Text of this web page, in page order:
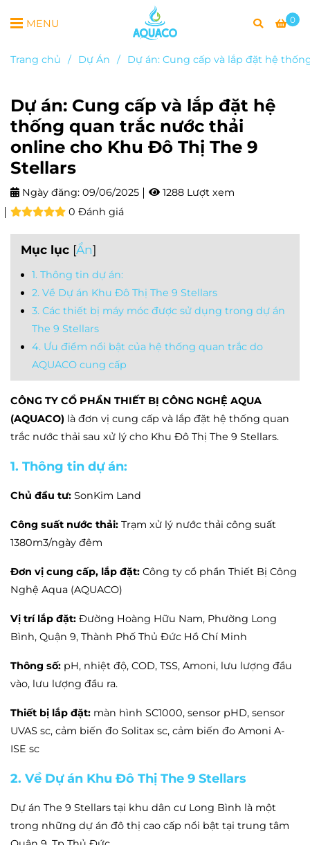
0
MENU
Trang chủ / Dự Án / Dự án: Cung cấp và lắp đặt hệ
Dự án: Cung cấp và lắp đặt hệ
thống quan trắc nước thải
online cho Khu Đô Thị The 9
Stellars
Ngày đăng: 09/06/2025
1288 Lượt xem
0 Đánh giá
Mục lục [Ẩn]
1. Thông tin dự án:
2. Về Dự án Khu Đô Thị The 9 Stellars
3. Các thiết bị máy móc được sử dụng trong dự án
The 9 Stellars
4. Ưu điểm nổi bật của hệ thống quan trắc do
AQUACO cung cấp
CÔNG TY CỔ PHẦN THIẾT BỊ CÔNG NGHỆ AQUA
(AQUACO) là đơn vị cung cấp và lắp đặt hệ thống quan
trắc nước thải sau xử lý cho Khu Đô Thị The 9 Stellars.
1. Thông tin dự án:
Chủ đầu tư: SonKim Land
Công suất nước thải: Trạm xử lý nước thải công suất
1380m3/ngày đêm
Đơn vị cung cấp, lắp đặt: Công ty cổ phần Thiết Bị Công
Nghệ Aqua (AQUACO)
Vị trí lắp đặt: Đường Hoàng Hữu Nam, Phường Long
Bình, Quận 9, Thành Phố Thủ Đức Hồ Chí Minh
Thông số: pH, nhiệt độ, COD, TSS, Amoni, lưu lượng đầu
vào, lưu lượng đầu ra.
Thiết bị lắp đặt: màn hình SC1000, sensor pHD, sensor
UVAS sc, cảm biến đo Solitax sc, cảm biến đo Amoni A-
ISE sc
2. Về Dự án Khu Đô Thị The 9 Stellars
Dự án The 9 Stellars tại khu dân cư Long Bình là một
trong những dự án đô thị cao cấp nổi bật tại trung tâm